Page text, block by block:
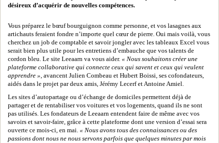
désireux d’acquérir de nouvelles compétences.
Vous préparez le bœuf bourguignon comme personne, et vos lasagnes aux
artichauts feraient fondre n’importe quel cœur de pierre. Oui mais voilà, vous
cherchez un job de comptable et savoir jongler avec les tableaux Excel vous
serait bien plus utile pour les entretiens d’embauche que vos talents de
cordon bleu. Le site Leeaarn va vous aider. « Nous souhaitons créer une
plateforme collaborative qui connecte ceux qui savent et ceux qui veulent
apprendre », avancent Julien Combeau et Hubert Boissi, ses cofondateurs,
aidés dans le projet par deux amis, Jérémy Lecerf et Antoine Amiel.
Les sites d’autopartage ou d’échange de domiciles permettent déjà de
partager et de rentabiliser vos voitures et vos logements, quand ils ne sont
pas utilisés. Les fondateurs de Leeaarn entendent faire de même avec vos
savoirs et savoir-faire, grâce à cette plateforme dont une version d’essai sera
ouverte ce mois-ci, en mai. « Nous avons tous des connaissances ou des
passions dont nous ne nous servons parfois que quelques minutes par mois